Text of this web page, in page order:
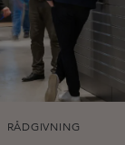
RÅDGIVNING